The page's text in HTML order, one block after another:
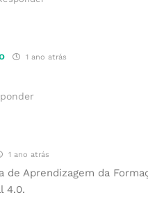
1 ano atrás
1 ano atrás
de Aprendizagem da
4.0.